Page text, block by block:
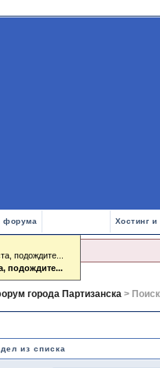
форума Хостинг
подождите...
города Партизанска>
из списка